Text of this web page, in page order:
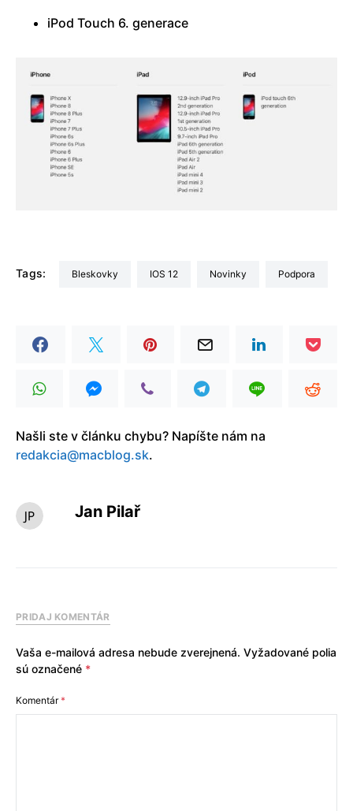
iPod Touch 6. generace
Tags: Bleskovky iOS 12 Novinky Podpora
Našli ste v článku chybu? Napíšte nám na
redakcia@macblog.sk.
Jan Pilař
PRIDAJ KOMENTÁR
Vaša e-mailová adresa nebude zverejnená. Vyžadované polia
sú označené *
Komentár*